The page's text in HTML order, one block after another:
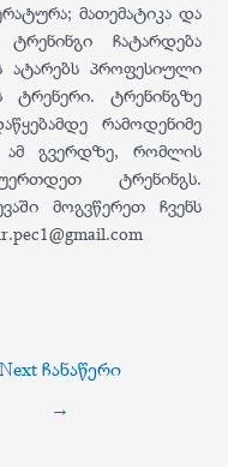
მათემატიკა და
ჩატარდება
ატარებს პროფესიული
ტრენინგზე
რამოდენიმე
გვერდზე, რომლის
ტრენინგს.
მოგვწერეთ ჩვენს
Next ჩანაწერი
→